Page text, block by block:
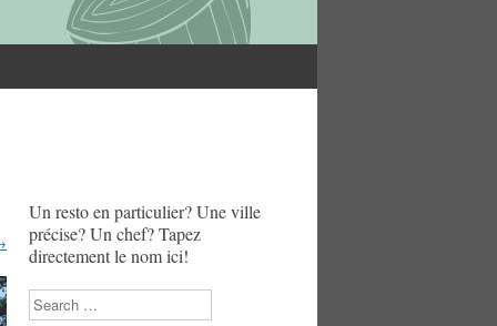
Un resto en particulier? Une ville
précise? Un chef? Tapez
directement le nom ici!
Search